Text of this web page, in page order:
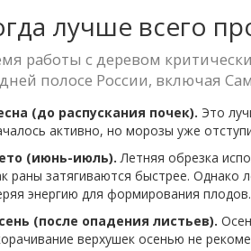
лучше всего
работы с деревом
полосе России, включая
(до распускания почек). Это
активно, но морозы уже
(июнь-июль). Летняя обрезка
раны затягиваются быстрее. Однако
энергию для формирования плодов.
(после опадения листьев).
верхушек осенью не